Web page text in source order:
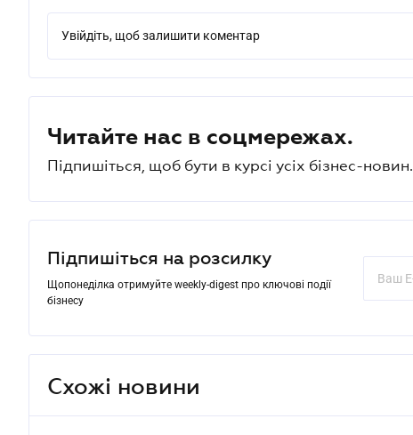
Увійдіть, щоб залишити коментар
Читайте нас в соцмережах.
Підпишіться, щоб бути в курсі усіх бізнес-новин.
Підпишіться на розсилку
Щопонеділка отримуйте weekly-digest про ключові події
бізнесу
Схожі новини